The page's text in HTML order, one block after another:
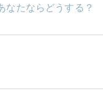
なたならどうする？